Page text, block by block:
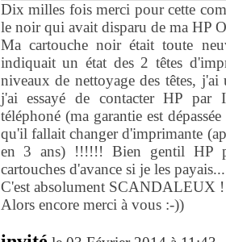
Dix milles fois merci pour cette
le noir qui avait disparu de ma HP
Ma cartouche noir était toute
indiquait un état des 2 têtes
niveaux de nettoyage des têtes,
j'ai essayé de contacter HP par
téléphoné (ma garantie est
qu'il fallait changer d'imprimante
en 3 ans) !!!!!! Bien gentil HP
cartouches d'avance si je les payais...
C'est absolument SCANDALEUX
Alors encore merci à vous :-))